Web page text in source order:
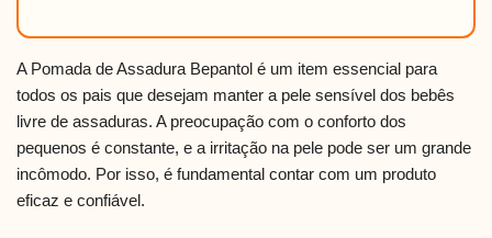
A Pomada de Assadura Bepantol é um item essencial para
todos os pais que desejam manter a pele sensível dos bebês
livre de assaduras. A preocupação com o conforto dos
pequenos é constante, e a irritação na pele pode ser um grande
incômodo. Por isso, é fundamental contar com um produto
eficaz e confiável.